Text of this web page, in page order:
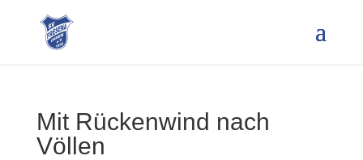
Mit Rückenwind nach
Völlen